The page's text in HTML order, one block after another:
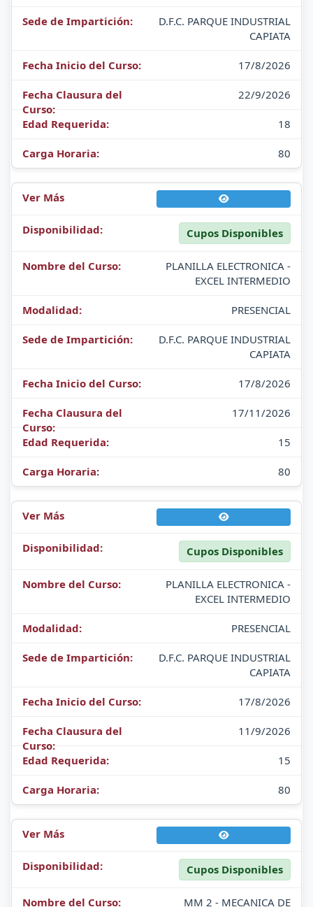
D.F.C. PARQUE INDUSTRIAL
CAPIATA
17/8/2026
22/9/2026
18
80
Cupos Disponibles
PLANILLA ELECTRONICA -
EXCEL INTERMEDIO
PRESENCIAL
D.F.C. PARQUE INDUSTRIAL
CAPIATA
17/8/2026
17/11/2026
15
80
Cupos Disponibles
PLANILLA ELECTRONICA -
EXCEL INTERMEDIO
PRESENCIAL
D.F.C. PARQUE INDUSTRIAL
CAPIATA
17/8/2026
11/9/2026
15
80
Cupos Disponibles
MM 2 - MECANICA DE